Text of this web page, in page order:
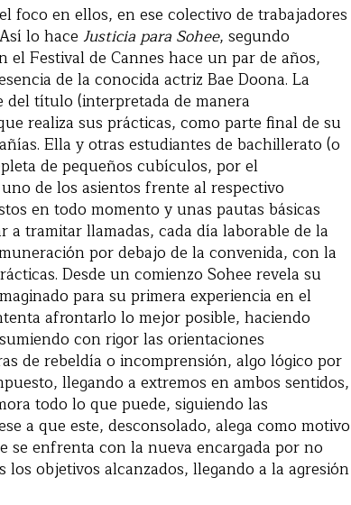
en ellos, en ese colectivo de trabajadores
lo hace Justicia para Sohee, segundo
el Festival de Cannes hace un par de años,
de la conocida actriz Bae Doona. La
del título (interpretada de manera
realiza sus prácticas, como parte final de su
Ella y otras estudiantes de bachillerato (o
de pequeños cubículos, por el
de los asientos frente al respectivo
en todo momento y unas pautas básicas
a tramitar llamadas, cada día laborable de la
por debajo de la convenida, con la
Desde un comienzo Sohee revela su
para su primera experiencia en el
afrontarlo lo mejor posible, haciendo
con rigor las orientaciones
de rebeldía o incomprensión, algo lógico por
llegando a extremos en ambos sentidos,
todo lo que puede, siguiendo las
a que este, desconsolado, alega como motivo
se enfrenta con la nueva encargada por no
objetivos alcanzados, llegando a la agresión